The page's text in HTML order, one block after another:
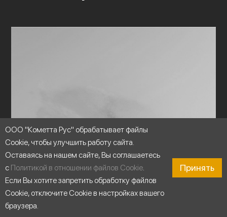
ООО "Кометта Рус" обрабатывает файлы
Cookie, чтобы улучшить работу сайта.
Оставаясь на нашем сайте, Вы соглашаетесь
с Политикой в отношении файлов Cookie.
Если Вы хотите запретить обработку файлов
Cookie, отключите Cookie в настройках вашего
браузера.
Принять